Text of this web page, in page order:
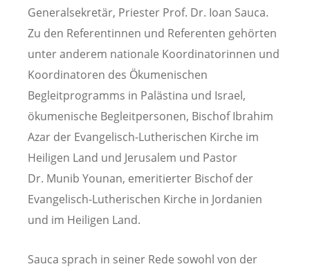
Generalsekretär, Priester Prof. Dr. Ioan Sauca.
Zu den Referentinnen und Referenten gehörten
unter anderem nationale Koordinatorinnen und
Koordinatoren des Ökumenischen
Begleitprogramms in Palästina und Israel,
ökumenische Begleitpersonen, Bischof Ibrahim
Azar der Evangelisch-Lutherischen Kirche im
Heiligen Land und Jerusalem und Pastor
Dr. Munib Younan, emeritierter Bischof der
Evangelisch-Lutherischen Kirche in Jordanien
und im Heiligen Land.
Sauca sprach in seiner Rede sowohl von der